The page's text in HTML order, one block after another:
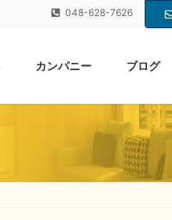
048-628-7626
カンパニー ブログ